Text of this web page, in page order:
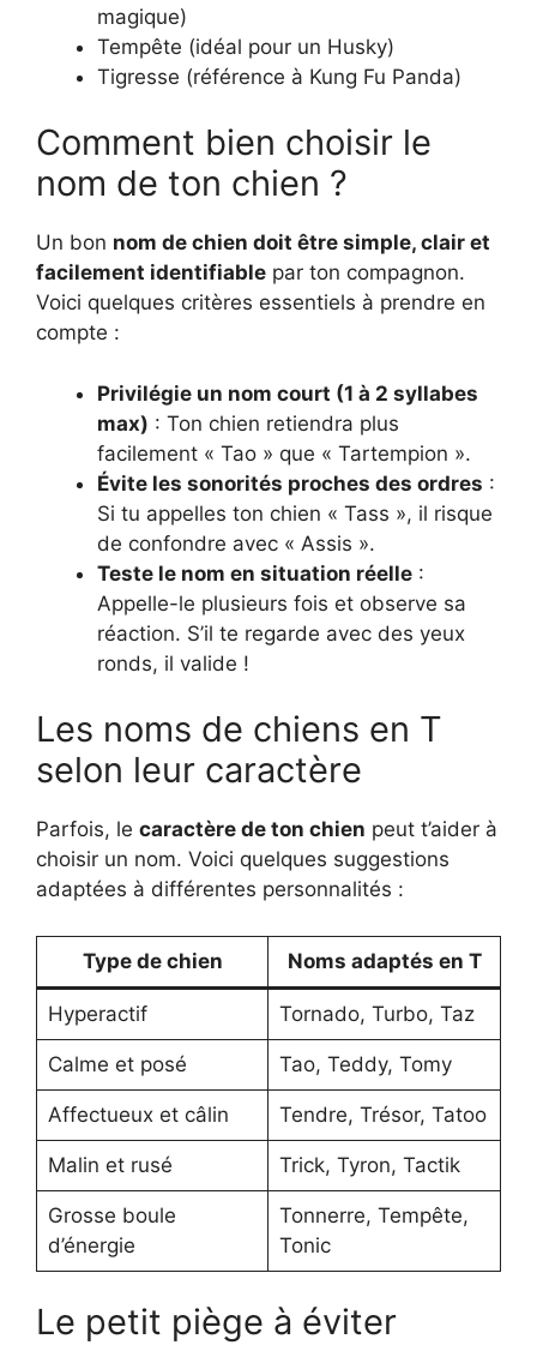
magique)
Tempête (idéal pour un Husky)
Tigresse (référence à Kung Fu Panda)
Comment bien choisir le
nom de ton chien ?
Un bon nom de chien doit être simple, clair et
facilement identifiable par ton compagnon.
Voici quelques critères essentiels à prendre en
compte :
Privilégie un nom court (1 à 2 syllabes
max) : Ton chien retiendra plus
facilement « Tao » que « Tartempion ».
Évite les sonorités proches des ordres :
Si tu appelles ton chien « Tass », il risque
de confondre avec « Assis ».
Teste le nom en situation réelle :
Appelle-le plusieurs fois et observe sa
réaction. S’il te regarde avec des yeux
ronds, il valide !
Les noms de chiens en T
selon leur caractère
Parfois, le caractère de ton chien peut t’aider à
choisir un nom. Voici quelques suggestions
adaptées à différentes personnalités :
Type de chien Noms adaptés en T
Hyperactif Tornado, Turbo, Taz
Calme et posé Tao, Teddy, Tomy
Affectueux et câlin Tendre, Trésor, Tatoo
Malin et rusé Trick, Tyron, Tactik
Grosse boule
d’énergie
Tonnerre, Tempête,
Tonic
Le petit piège à éviter